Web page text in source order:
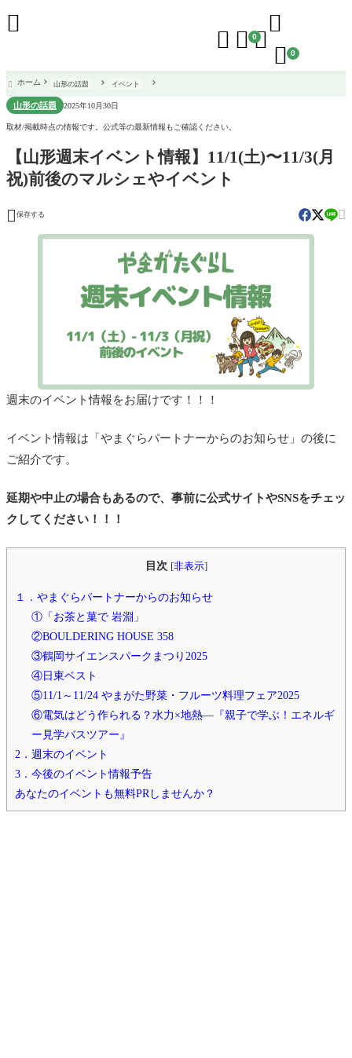
  0

 0

 ホーム 山形の話題 イベント
山形の話題 2025年10月30日
取材/掲載時点の情報です。公式等の最新情報もご確認ください。
【山形週末イベント情報】11/1(土)〜11/3(月
祝)前後のマルシェやイベント
 保存する 
週末のイベント情報をお届けです！！！
イベント情報は「やまぐらパートナーからのお知らせ」の後に
ご紹介です。
延期や中止の場合もあるので、事前に公式サイトやSNSをチェッ
クしてください！！！
目次 [非表示]
１．やまぐらパートナーからのお知らせ
①「お茶と菓で 岩淵」
②BOULDERING HOUSE 358
③鶴岡サイエンスパークまつり2025
④日東ベスト
⑤11/1～11/24 やまがた野菜・フルーツ料理フェア2025
⑥電気はどう作られる？水力×地熱—『親子で学ぶ！エネルギ
ー見学バスツアー』
2．週末のイベント
3．今後のイベント情報予告
あなたのイベントも無料PRしませんか？